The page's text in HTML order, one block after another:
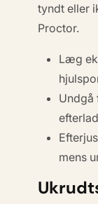
tyndt eller
Proctor.
Læg
Undgå
mens